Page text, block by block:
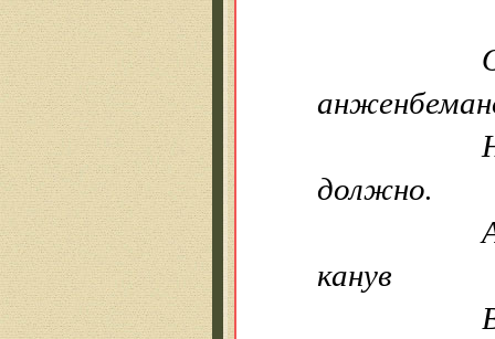
Нет,
должно.
А то, в
канув
В